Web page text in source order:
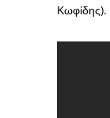
Κωφίδης).